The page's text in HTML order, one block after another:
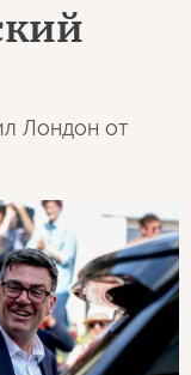
Лондон от